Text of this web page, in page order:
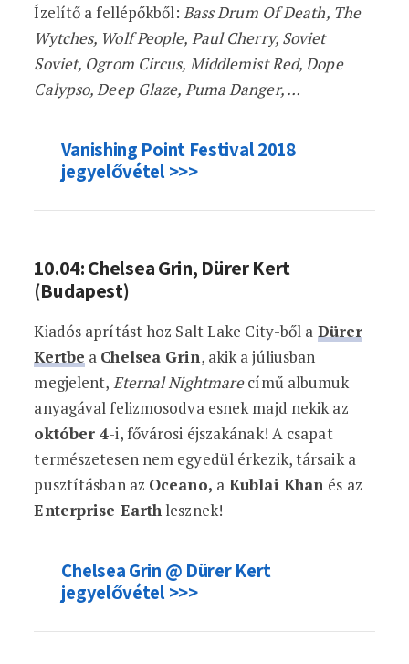
Ízelítő a fellépőkből: Bass Drum Of Death, The
Wytches, Wolf People, Paul Cherry, Soviet
Soviet, Ogrom Circus, Middlemist Red, Dope
Calypso, Deep Glaze, Puma Danger, …
Vanishing Point Festival 2018
jegyelővétel >>>
10.04: Chelsea Grin, Dürer Kert
(Budapest)
Kiadós aprítást hoz Salt Lake City-ből a Dürer
Kertbe a Chelsea Grin, akik a júliusban
megjelent, Eternal Nightmarecímű albumuk
anyagával felizmosodva esnek majd nekik az
október 4-i, fővárosi éjszakának! A csapat
természetesen nem egyedül érkezik, társaik a
pusztításban az Oceano, aKublai Khan és az
Enterprise Earth lesznek!
Chelsea Grin @ Dürer Kert
jegyelővétel >>>